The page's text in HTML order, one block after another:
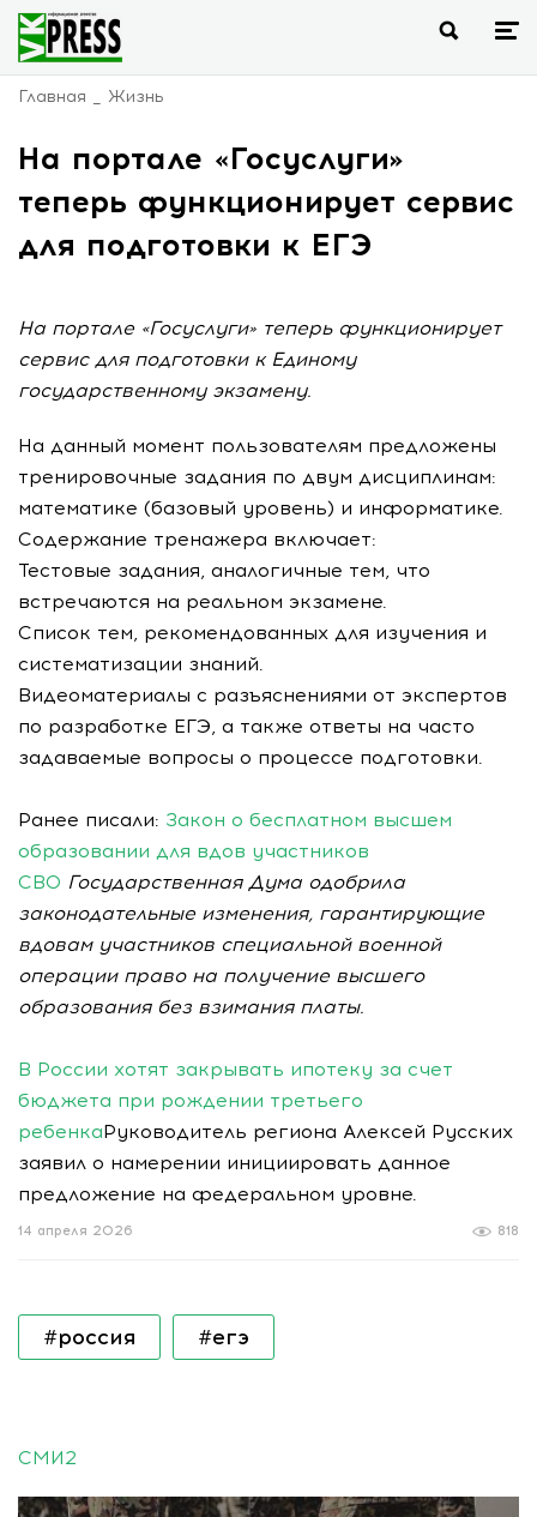
Главная Жизнь
На портале «Госуслуги»
теперь функционирует сервис
для подготовки к ЕГЭ
На портале «Госуслуги» теперь функционирует
сервис для подготовки к Единому
государственному экзамену.
На данный момент пользователям предложены
тренировочные задания по двум дисциплинам:
математике (базовый уровень) и информатике.
Содержание тренажера включает:
Тестовые задания, аналогичные тем, что
встречаются на реальном экзамене.
Список тем, рекомендованных для изучения и
систематизации знаний.
Видеоматериалы с разъяснениями от экспертов
по разработке ЕГЭ, а также ответы на часто
задаваемые вопросы о процессе подготовки.
Ранее писали: Закон о бесплатном высшем
образовании для вдов участников
СВО Государственная Дума одобрила
законодательные изменения, гарантирующие
вдовам участников специальной военной
операции право на получение высшего
образования без взимания платы.
В России хотят закрывать ипотеку за счет
бюджета при рождении третьего
ребенкаРуководитель региона Алексей Русских
заявил о намерении инициировать данное
предложение на федеральном уровне.
818
14 апреля 2026
#россия #егэ
СМИ2